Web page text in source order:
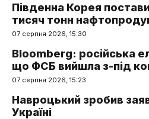
Південна Корея
тисяч тонн
07 серпня 2026, 15:30
Bloomberg: російська
що ФСБ вийшла з-під
07 серпня 2026, 15:23
Навроцький зробив
Україні